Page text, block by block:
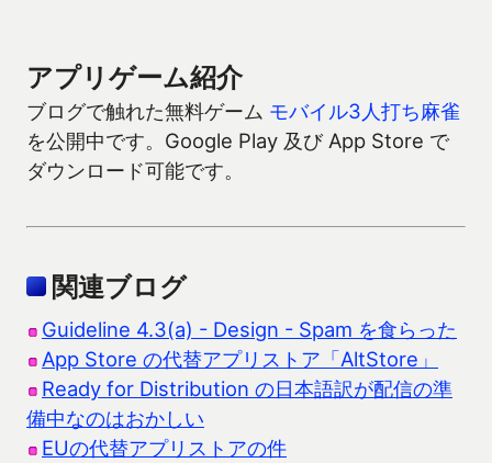
アプリゲーム紹介
ブログで触れた無料ゲーム モバイル3人打ち麻雀
を公開中です。Google Play 及び App Store で
ダウンロード可能です。
関連ブログ
Guideline 4.3(a) - Design - Spam を食らった
App Store の代替アプリストア「AltStore」
Ready for Distribution の日本語訳が配信の準
備中なのはおかしい
EUの代替アプリストアの件